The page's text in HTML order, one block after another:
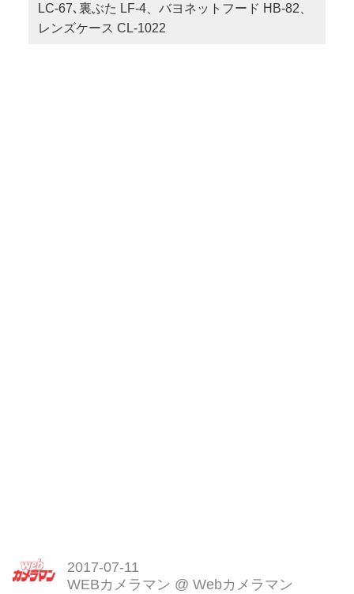
LC-67､裏ぶた LF-4、バヨネットフード HB-82、
レンズケース CL-1022
2017-07-11
WEBカメラマン @ Webカメラマン